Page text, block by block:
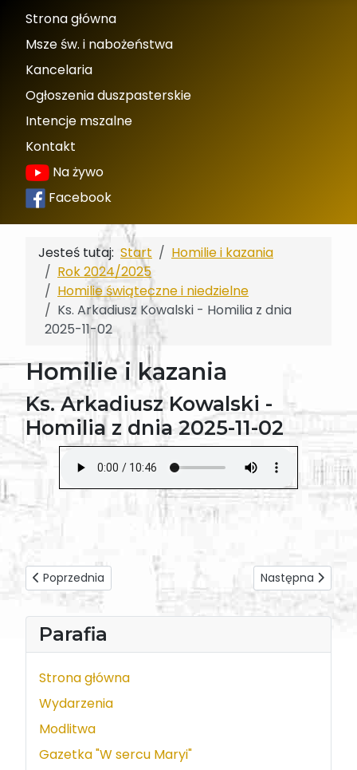
Strona główna
Msze św. i nabożeństwa
Kancelaria
Ogłoszenia duszpasterskie
Intencje mszalne
Kontakt
Na żywo
Facebook
Parafia
Strona główna
Wydarzenia
Modlitwa
Gazetka "W sercu Maryi"
Jesteś tutaj: Start
Homilie i kazania
Rok 2024/2025
Homilie świąteczne i niedzielne
Ks. Arkadiusz Kowalski - Homilia z dnia
2025-11-02
Homilie i kazania
Ks. Arkadiusz Kowalski -
Homilia z dnia 2025-11-02
Poprzednia strona: Ks. Damazy Soja - Homilia z dnia 2025-
Poprzednia Następna strona:
Następna